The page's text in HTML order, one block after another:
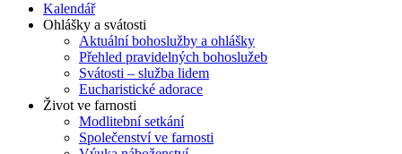
Kalendář
Ohlášky a svátosti
Aktuální bohoslužby a ohlášky
Přehled pravidelných bohoslužeb
Svátosti – služba lidem
Eucharistické adorace
Život ve farnosti
Modlitební setkání
Společenství ve farnosti